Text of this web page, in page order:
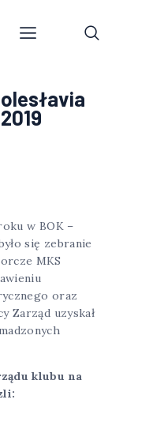
w BOK –
się zebranie
MKS
oraz
Zarząd uzyskał
klubu na